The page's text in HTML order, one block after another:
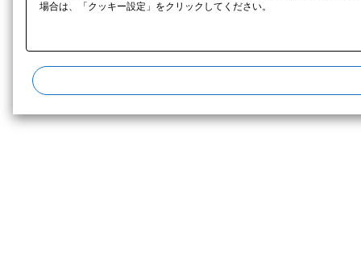
場合は、「クッキー設定」をクリックしてください。​